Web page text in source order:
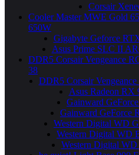
Corsair
Cooler Master MWE Gold
650W
Gigabyte Geforce
Asus Prime SLC II
DDR5 Corsair Vengeance
38
DDR5 Corsair
Asus Radeon
Gainward
Gainward GeForce
Western Digital WD
Western Digital WD
Western Digital